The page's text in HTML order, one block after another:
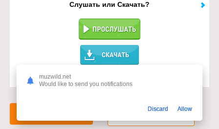
Слушать или Скачать?
Доступ к музыкальному сервису
Скачать
muzwild.net
Would like to send you notifications
Discard Allow